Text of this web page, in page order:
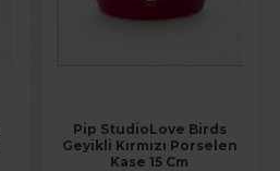
Pip StudioLove Birds
Geyikli Kırmızı Porselen
Kase 15 Cm